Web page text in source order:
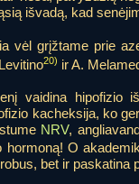
išvadą, kad
vėl grįžtame prie
20) ir A.
vaidina hipofizio
kacheksija, ko
NRV,
O
bet ir paskatina